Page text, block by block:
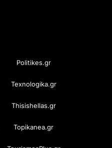
Politikes.gr
Texnologika.gr
Thisishellas.gr
Topikanea.gr